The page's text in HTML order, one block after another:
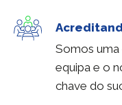
Somos uma
equipa e o
chave do